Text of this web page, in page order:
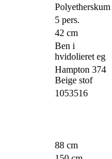
Polyetherskum
5 pers.
42 cm
Ben i
hvidolieret eg
Hampton 374
Beige stof
1053516
88 cm